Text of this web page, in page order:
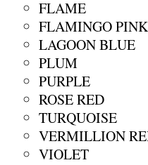
FLAME
FLAMINGO PINK
LAGOON BLUE
PLUM
PURPLE
ROSE RED
TURQUOISE
VERMILLION
VIOLET